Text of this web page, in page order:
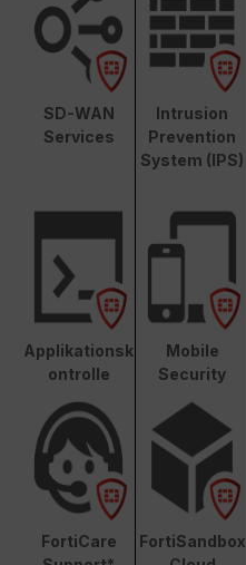
SD-WAN
Services
Intrusion
Prevention
System (IPS)
Applikationsk
ontrolle
Mobile
Security
FortiCare
FortiSandbox